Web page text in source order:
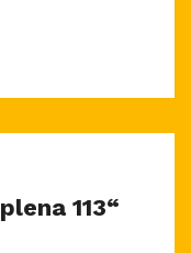
plena 113“